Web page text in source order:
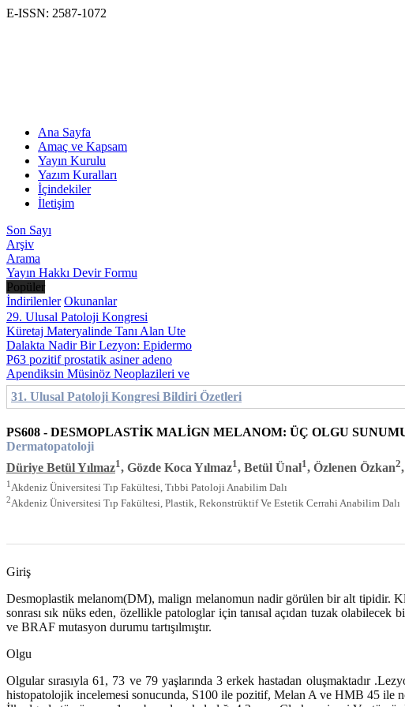
E-ISSN: 2587-1072
Ana Sayfa
Amaç ve Kapsam
Yayın Kurulu
Yazım Kuralları
İçindekiler
İletişim
Son Sayı
Arşiv
Arama
Yayın Hakkı Devir Formu
Popüler
İndirilenler Okunanlar
29. Ulusal Patoloji Kongresi
Küretaj Materyalinde Tanı Alan Ute
Dalakta Nadir Bir Lezyon: Epidermo
P63 pozitif prostatik asiner adeno
Apendiksin Müsinöz Neoplazileri ve
31. Ulusal Patoloji Kongresi Bildiri Özetleri
PS608 - DESMOPLASTİK MALİGN MELANOM: ÜÇ OLGU
Dermatopatoloji
Düriye Betül Yılmaz1, Gözde Koca Yılmaz1, Betül Ünal1, Özlenen Özkan2
1 Akdeniz Üniversitesi Tıp Fakültesi, Tıbbi Patoloji Anabilim Dalı
2Akdeniz Üniversitesi Tıp Fakültesi, Plastik, Rekonstrüktif Ve Estetik Cerrahi Anabilim Dalı
Giriş
Desmoplastik melanom(DM), malign melanomun nadir görülen bir alt tipidir.
sonrası sık nüks eden, özellikle patologlar için tanısal açıdan tuzak
ve BRAF mutasyon durumu tartışılmıştır.
Olgu
Olgular sırasıyla 61, 73 ve 79 yaşlarında 3 erkek hastadan oluşmaktadır
histopatolojik incelemesi sonucunda, S100 ile pozitif, Melan A ve HMB 45 ile